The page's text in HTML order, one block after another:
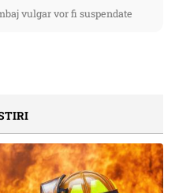
vulgar vor fi suspendate